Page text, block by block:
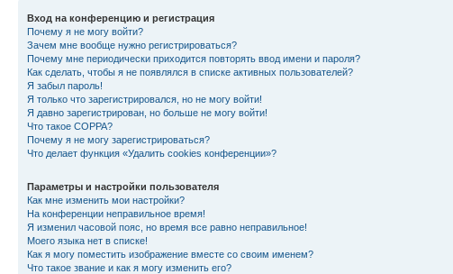
Вход на конференцию и регистрация
Почему я не могу войти?
Зачем мне вообще нужно регистрироваться?
Почему мне периодически приходится повторять ввод имени и пароля?
Как сделать, чтобы я не появлялся в списке активных пользователей?
Я забыл пароль!
Я только что зарегистрировался, но не могу войти!
Я давно зарегистрирован, но больше не могу войти!
Что такое COPPA?
Почему я не могу зарегистрироваться?
Что делает функция «Удалить cookies конференции»?
Параметры и настройки пользователя
Как мне изменить мои настройки?
На конференции неправильное время!
Я изменил часовой пояс, но время все равно неправильное!
Моего языка нет в списке!
Как я могу поместить изображение вместе со своим именем?
Что такое звание и как я могу изменить его?